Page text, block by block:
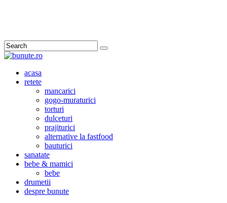
Search
acasa
retete
mancarici
gogo-muraturici
torturi
dulceturi
prajiturici
alternative la fastfood
bauturici
sanatate
bebe & mamici
bebe
drumetii
despre bunute